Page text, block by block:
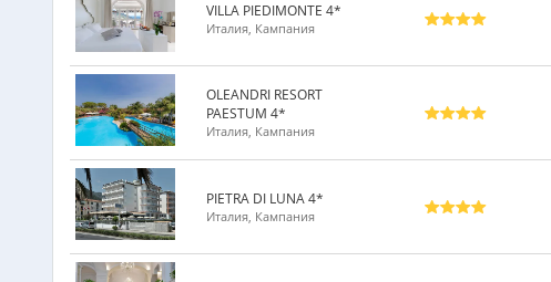
VILLA PIEDIMONTE 4*
Италия, Кампания
OLEANDRI RESORT
PAESTUM 4*
Италия, Кампания
PIETRA DI LUNA 4*
Италия, Кампания